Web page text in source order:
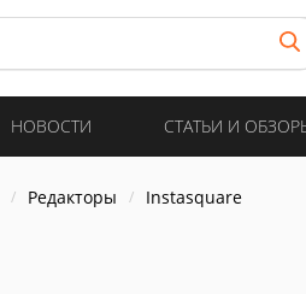
НОВОСТИ СТАТЬИ И
Редакторы Instasquare